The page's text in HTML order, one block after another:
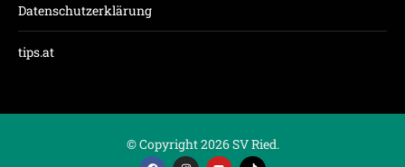
Datenschutzerklärung
tips.at
© Copyright 2026 SV Ried.